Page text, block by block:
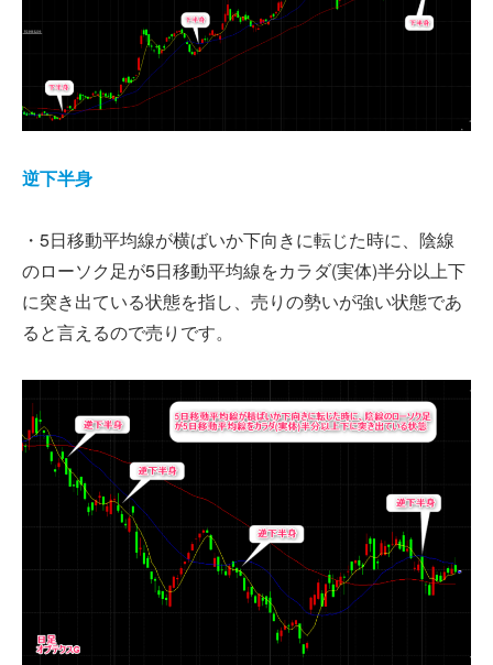
逆下半身
・5日移動平均線が横ばいか下向きに転じた時に、陰線
のローソク足が5日移動平均線をカラダ(実体)半分以上下
に突き出ている状態を指し、売りの勢いが強い状態であ
ると言えるので売りです。